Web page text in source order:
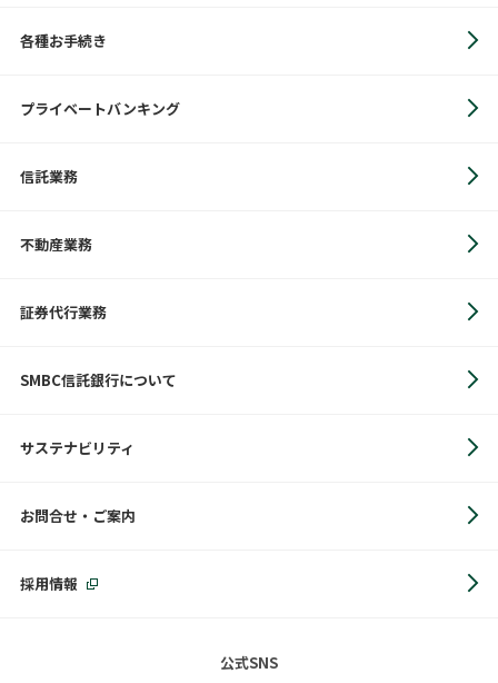
各種お手続き
プライベートバンキング
信託業務
不動産業務
証券代行業務
SMBC信託銀行について
サステナビリティ
お問合せ・ご案内
採用情報
公式SNS